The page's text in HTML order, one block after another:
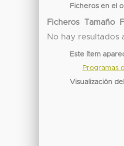
Ficheros en el
Ficheros Tamaño
No hay resultados
Este ítem
Programas
Visualización